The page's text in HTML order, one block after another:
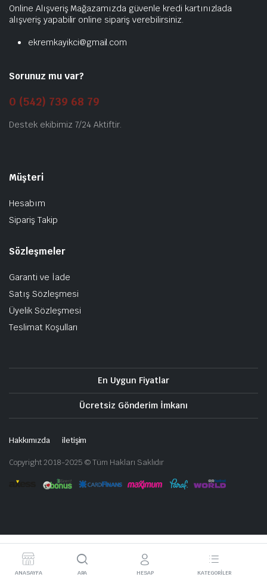
Online Alışveriş Mağazamızda güvenle kredi kartınızlada
alışveriş yapabilir online sipariş verebilirsiniz.
ekremkayikci@gmail.com
Sorunuz mu var?
0 (542) 739 68 79
Destek ekibimiz 7/24 Aktiftir.
Müşteri
Hesabım
Sipariş Takip
Sözleşmeler
Garanti ve İade
Satış Sözleşmesi
Üyelik Sözleşmesi
Teslimat Koşulları
En Uygun Fiyatlar
Ücretsiz Gönderim İmkanı
Hakkımızda iletişim
Copyright 2018-2025 © Tüm Hakları Saklıdır
ANASAYFA ARA HESAP KATEGORILER